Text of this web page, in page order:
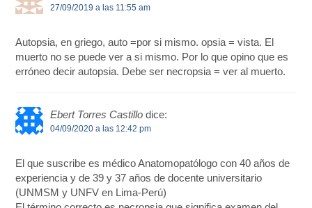
27/09/2019 a las 11:55 am
Autopsia, en griego, auto =por si mismo. opsia = vista. El
muerto no se puede ver a si mismo. Por lo que opino que es
erróneo decir autopsia. Debe ser necropsia = ver al muerto.
Ebert Torres Castillo dice:
04/09/2020 a las 12:42 pm
El que suscribe es médico Anatomopatólogo con 40 años de
experiencia y de 39 y 37 años de docente universitario
(UNMSM y UNFV en Lima-Perú)